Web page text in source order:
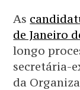
As
de Janeiro
longo
secretária-
da